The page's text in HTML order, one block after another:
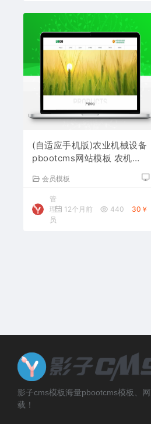
(自适应手机版)农业机械设备
pbootcms网站模板 农机设
会员模板
管
理
员
12个月前 440 30￥
影子cms模板海量pbootcms模板、
载！